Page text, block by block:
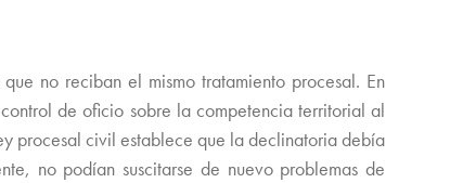
no reciban el mismo tratamiento procesal. En
de oficio sobre la competencia territorial al
procesal civil establece que la declinatoria debía
no podían suscitarse de nuevo problemas de